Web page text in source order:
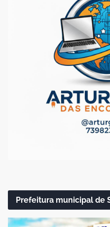
Prefeitura municipal de